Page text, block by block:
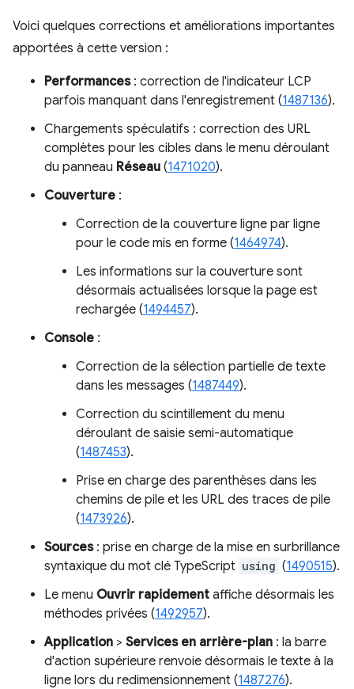
Voici quelques corrections et améliorations importantes
apportées à cette version :
Performances: correction de l'indicateur LCP
parfois manquant dans l'enregistrement (1487136).
Chargements spéculatifs : correction des URL
complètes pour les cibles dans le menu déroulant
du panneau Réseau (1471020).
Couverture :
Correction de la couverture ligne par ligne
pour le code mis en forme (1464974).
Les informations sur la couverture sont
désormais actualisées lorsque la page est
rechargée (1494457).
Console :
Correction de la sélection partielle de texte
dans les messages (1487449).
Correction du scintillement du menu
déroulant de saisie semi-automatique
(1487453).
Prise en charge des parenthèses dans les
chemins de pile et les URL des traces de pile
(1473926).
Sources: prise en charge de la mise en surbrillance
syntaxique du mot clé TypeScript using (1490515).
Le menu Ouvrir rapidement affiche désormais les
méthodes privées (1492957).
Application > Services en arrière-plan : la barre
d'action supérieure renvoie désormais le texte à la
ligne lors du redimensionnement (1487276).